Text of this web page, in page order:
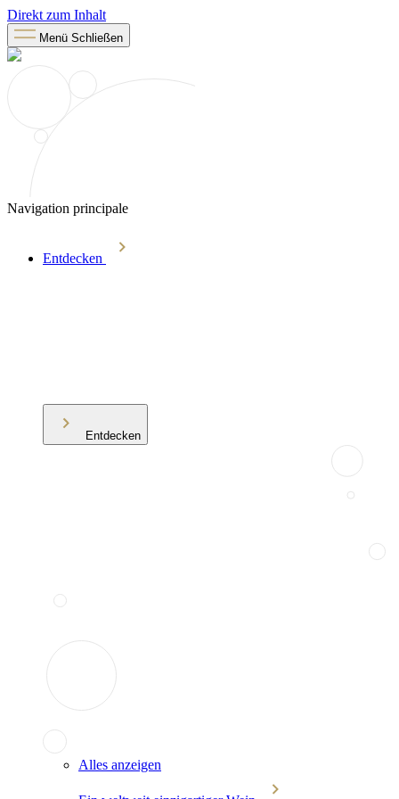
Direkt zum Inhalt
Menü Schließen
Navigation principale
Entdecken
Entdecken
Alles anzeigen